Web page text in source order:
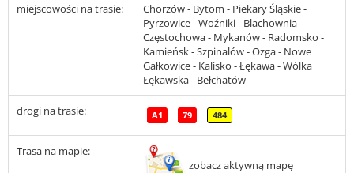
miejscowości na trasie:
Chorzów - Bytom - Piekary Śląskie -
Pyrzowice - Woźniki - Blachownia -
Częstochowa - Mykanów - Radomsko -
Kamieńsk - Szpinalów - Ozga - Nowe
Gałkowice - Kalisko - Łękawa - Wólka
Łękawska - Bełchatów
drogi na trasie: A1 79 484
Trasa na mapie:
zobacz aktywną mapę